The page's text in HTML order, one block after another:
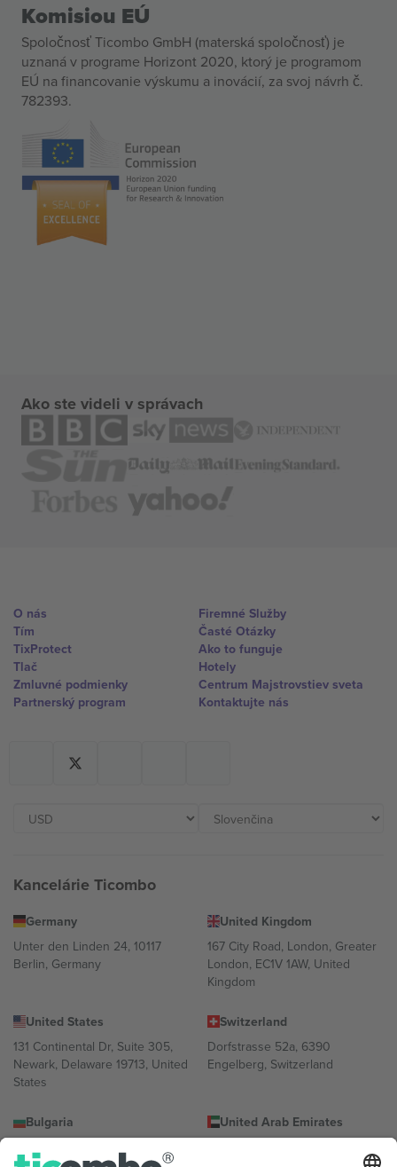
Komisiou EÚ
Spoločnosť Ticombo GmbH (materská spoločnosť) je
uznaná v programe Horizont 2020, ktorý je programom
EÚ na financovanie výskumu a inovácií, za svoj návrh č.
782393.
Ako ste videli v správach
O nás
Tím
TixProtect
Tlač
Zmluvné podmienky
Partnerský program
Firemné Služby
Časté Otázky
Ako to funguje
Hotely
Centrum Majstrovstiev sveta
Kontaktujte nás
Kancelárie Ticombo
Germany
Unter den Linden 24, 10117
Berlin, Germany
United Kingdom
167 City Road, London, Greater
London, EC1V 1AW, United
Kingdom
United States
131 Continental Dr, Suite 305,
Newark, Delaware 19713, United
States
Switzerland
Dorfstrasse 52a, 6390
Engelberg, Switzerland
Bulgaria
United Arab Emirates